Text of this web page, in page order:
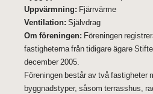
Uppvärmning: Fjärrvärme
Ventilation: Självdrag
Om föreningen: Föreningen
fastigheterna från tidigare ägare
december 2005.
Föreningen består av två fastigheter
byggnadstyper, såsom terrasshus,